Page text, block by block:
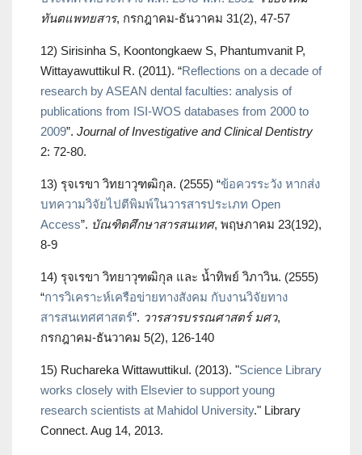
ทันตแพทยสาร, กรกฎาคม-ธันวาคม 31(2), 47-57
12) Sirisinha S, Koontongkaew S, Phantumvanit P,
Wittayawuttikul R. (2011). “Reflections on a decade of
research by ASEAN dental faculties: analysis of
publications from ISI-WOS databases from 2000 to
2009”. Journal of Investigative and Clinical Dentistry
2: 72-80.
13) รุจเรขา วิทยาวุฑฒิกุล. (2555) “ข้อควรระวัง หากส่ง
บทความวิจัยไปตีพิมพ์ในวารสารประเภท Open
Access”. บัณฑิตศึกษาสารสนเทศ, พฤษภาคม 23(192),
8-9
14) รุจเรขา วิทยาวุฑฒิกุล และ น้ำทิพย์ วิภาวิน. (2555)
“การวิเคราะห์เครือข่ายทางสังคม กับงานวิจัยทาง
สารสนเทศศาสตร์”. วารสารบรรณศาสตร์ มศว,
กรกฎาคม-ธันวาคม 5(2), 126-140
15) Ruchareka Wittawuttikul. (2013). "Science Library
works closely with Elsevier to support young
research scientists at Mahidol University." Library
Connect. Aug 14, 2013.